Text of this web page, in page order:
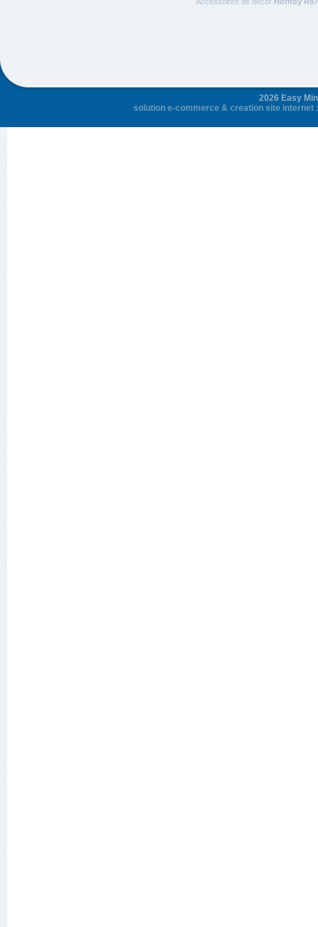
2026 Easy
solution e-commerce & creation site internet